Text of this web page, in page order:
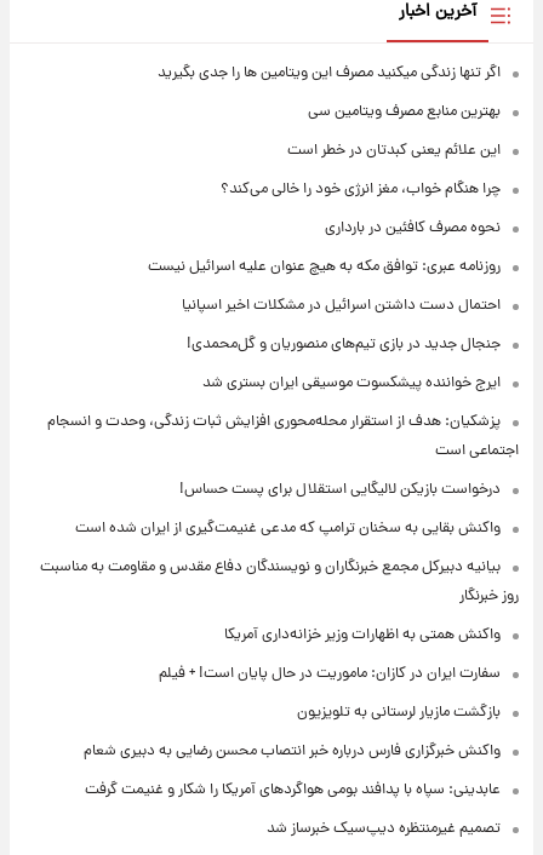
آخرین اخبار
اگر تنها زندگی میکنید مصرف این ویتامین ها را جدی بگیرید
بهترین منابع مصرف ویتامین سی
این علائم یعنی کبدتان در خطر است
چرا هنگام خواب، مغز انرژی خود را خالی می‌کند؟
نحوه مصرف کافئین در بارداری
روزنامه عبری: توافق مکه به هیچ عنوان علیه اسرائیل نیست
احتمال دست داشتن اسرائیل در مشکلات اخیر اسپانیا
جنجال جدید در بازی تیم‌های منصوریان و گل‌محمدی!
ایرج خواننده پیشکسوت موسیقی ایران بستری شد
پزشکیان: هدف از استقرار محله‌محوری افزایش ثبات زندگی، وحدت و انسجام
اجتماعی است
درخواست بازیکن لالیگایی استقلال برای پست حساس!
واکنش بقایی به سخنان ترامپ که مدعی غنیمت‌گیری از ایران شده است
بیانیه دبیرکل مجمع خبرنگاران و نویسندگان دفاع مقدس و مقاومت به مناسبت
روز خبرنگار
واکنش همتی به اظهارات وزیر خزانه‌داری آمریکا
سفارت ایران در کازان: ماموریت در حال پایان است! + فیلم
بازگشت مازیار لرستانی به تلویزیون
واکنش خبرگزاری فارس درباره خبر انتصاب محسن رضایی به دبیری شعام
عابدینی: سپاه با پدافند بومی هواگردهای آمریکا را شکار و غنیمت گرفت
تصمیم غیرمنتظره دیپ‌سیک خبرساز شد